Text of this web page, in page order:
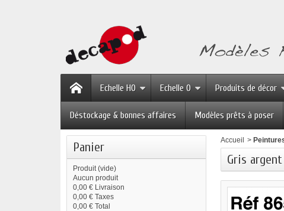
Echelle HO Echelle O Produits de décor
Déstockage & bonnes affaires Modèles prêts à poser
Panier
Produit (vide)
Aucun produit
0,00 € Livraison
0,00 € Taxes
0,00 € Total
Accueil >
Gris